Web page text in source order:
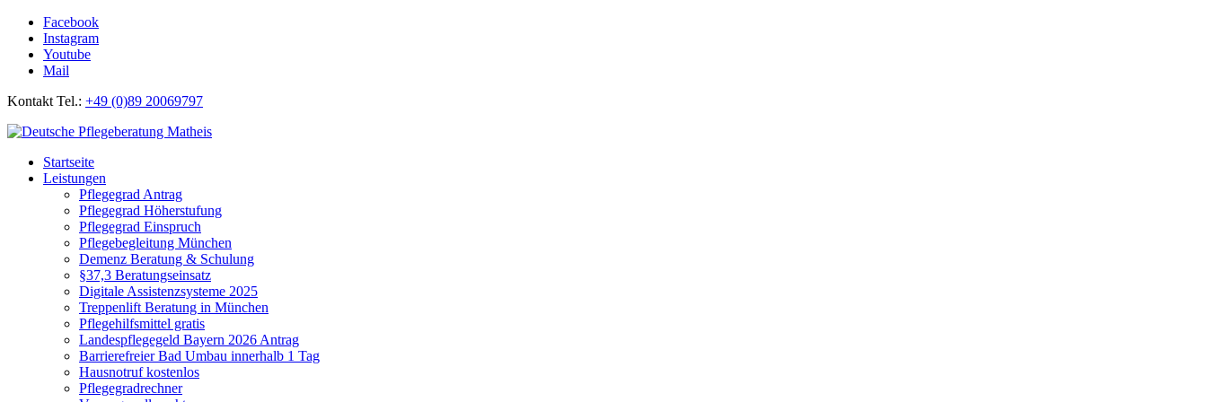
Facebook
Instagram
Youtube
Mail
Kontakt Tel.: +49 (0)89 20069797
Startseite
Leistungen
Pflegegrad Antrag
Pflegegrad Höherstufung
Pflegegrad Einspruch
Pflegebegleitung München
Demenz Beratung & Schulung
§37,3 Beratungseinsatz
Digitale Assistenzsysteme 2025
Treppenlift Beratung in München
Pflegehilfsmittel gratis
Landespflegegeld Bayern 2026 Antrag
Barrierefreier Bad Umbau innerhalb 1 Tag
Hausnotruf kostenlos
Pflegegradrechner